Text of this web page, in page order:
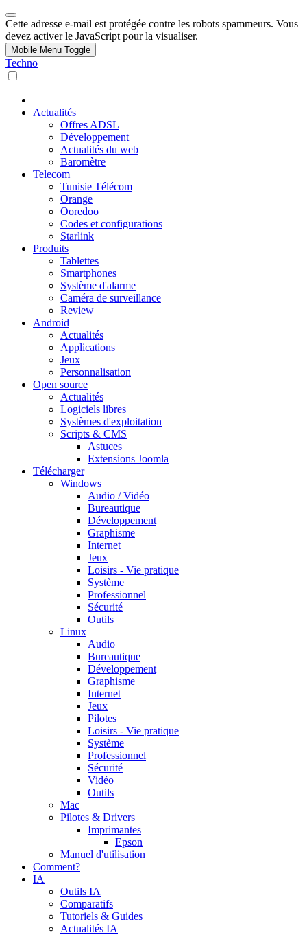
Cette adresse e-mail est protégée contre les robots spammeurs. Vous
devez activer le JavaScript pour la visualiser.
Mobile Menu Toggle
Techno
Actualités
Offres ADSL
Développement
Actualités du web
Baromètre
Telecom
Tunisie Télécom
Orange
Ooredoo
Codes et configurations
Starlink
Produits
Tablettes
Smartphones
Système d'alarme
Caméra de surveillance
Review
Android
Actualités
Applications
Jeux
Personnalisation
Open source
Actualités
Logiciels libres
Systèmes d'exploitation
Scripts & CMS
Astuces
Extensions Joomla
Télécharger
Windows
Audio / Vidéo
Bureautique
Développement
Graphisme
Internet
Jeux
Loisirs - Vie pratique
Système
Professionnel
Sécurité
Outils
Linux
Audio
Bureautique
Développement
Graphisme
Internet
Jeux
Pilotes
Loisirs - Vie pratique
Système
Professionnel
Sécurité
Vidéo
Outils
Mac
Pilotes & Drivers
Imprimantes
Epson
Manuel d'utilisation
Comment?
IA
Outils IA
Comparatifs
Tutoriels & Guides
Actualités IA